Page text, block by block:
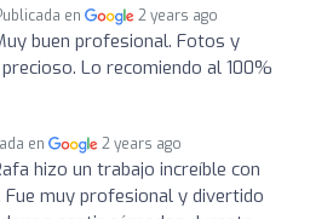
en 2 years ago
buen profesional. Fotos y
Lo recomiendo al 100%
en 2 years ago
hizo un trabajo increíble con
muy profesional y divertido